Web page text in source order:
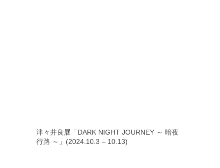
津々井良展「DARK NIGHT JOURNEY ～ 暗夜
行路 ～」(2024.10.3 – 10.13)